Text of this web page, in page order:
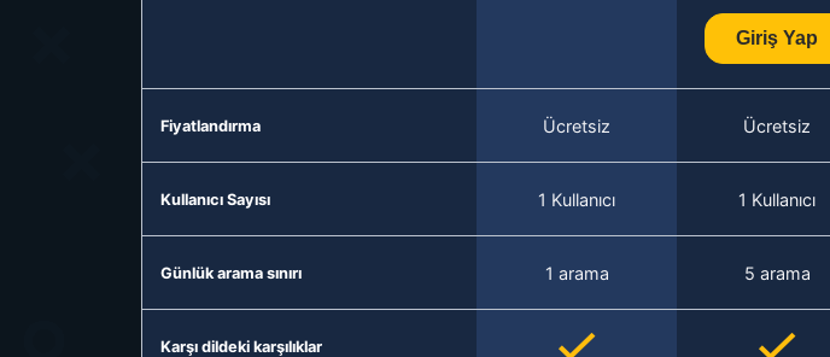
Giriş Yap
Fiyatlandırma Ücretsiz Ücretsiz
Kullanıcı Sayısı 1 Kullanıcı 1 Kullanıcı
Günlük arama sınırı 1 arama 5 arama
Karşı dildeki karşılıklar